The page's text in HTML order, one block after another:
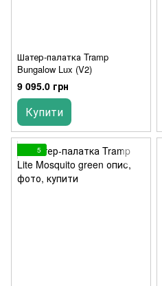
Шатер-палатка Tramp
Bungalow Lux (V2)
9 095.0 грн
Купити
5